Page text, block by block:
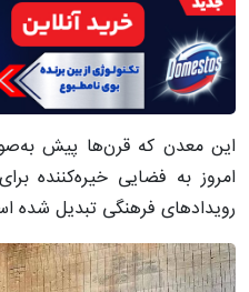
این معدن که قرن‌ها پیش
امروز به فضایی خیره‌کننده
رویدادهای فرهنگی تبدیل شده